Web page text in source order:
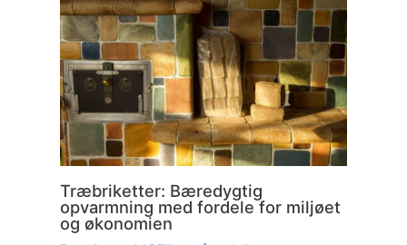
Træbriketter: Bæredygtig
opvarmning med fordele for miljøet
og økonomien